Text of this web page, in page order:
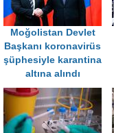
Moğolistan Devlet
Başkanı koronavirüs
şüphesiyle karantina
altına alındı